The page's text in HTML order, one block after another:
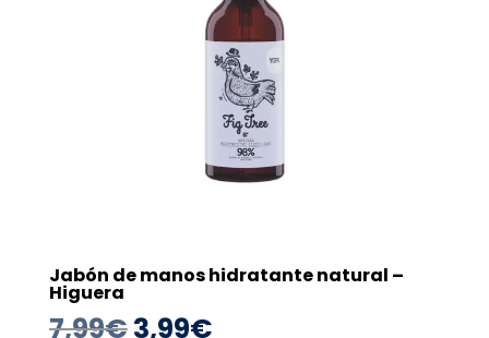
Jabón de manos hidratante natural –
Higuera
7,99€El
3,99€El